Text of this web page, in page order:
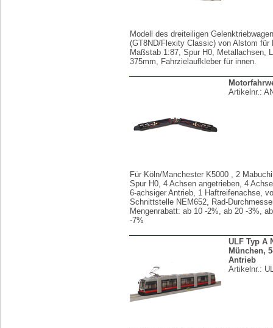
Modell des dreiteiligen
(GT8ND/Flexity Classic) von Alstom für
Maßstab 1:87, Spur H0, Metallachsen,
375mm, Fahrzielaufkleber für innen.
Artikelnr.:
Für Köln/Manchester K5000 , 2
Spur H0, 4 Achsen angetrieben, 4
6-achsiger Antrieb, 1 Haftreifenachse,
Schnittstelle NEM652, Rad-
Mengenrabatt: ab 10 -2%, ab 20 -3%,
-7%
ULF Typ A
München,
Antrieb
Artikelnr.: